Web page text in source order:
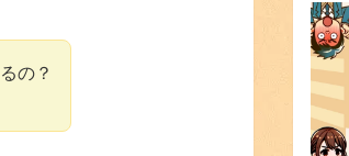
の？